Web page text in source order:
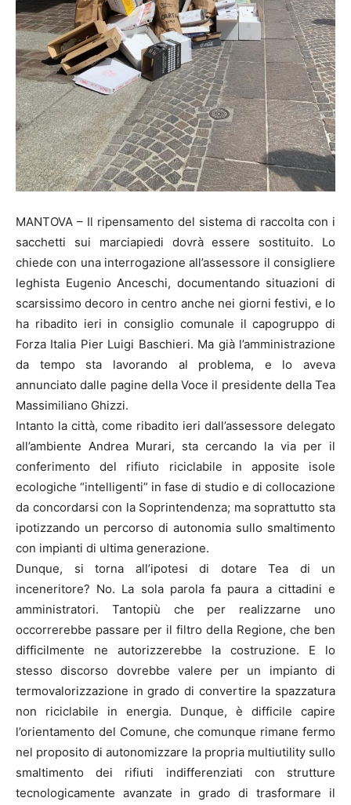
MANTOVA – Il ripensamento del sistema di raccolta con i
sacchetti sui marciapiedi dovrà essere sostituito. Lo
chiede con una interrogazione all’assessore il consigliere
leghista Eugenio Anceschi, documentando situazioni di
scarsissimo decoro in centro anche nei giorni festivi, e lo
ha ribadito ieri in consiglio comunale il capogruppo di
Forza Italia Pier Luigi Baschieri. Ma già l’amministrazione
da tempo sta lavorando al problema, e lo aveva
annunciato dalle pagine della Voce il presidente della Tea
Massimiliano Ghizzi.
Intanto la città, come ribadito ieri dall’assessore delegato
all’ambiente Andrea Murari, sta cercando la via per il
conferimento del rifiuto riciclabile in apposite isole
ecologiche “intelligenti” in fase di studio e di collocazione
da concordarsi con la Soprintendenza; ma soprattutto sta
ipotizzando un percorso di autonomia sullo smaltimento
con impianti di ultima generazione.
Dunque, si torna all’ipotesi di dotare Tea di un
inceneritore? No. La sola parola fa paura a cittadini e
amministratori. Tantopiù che per realizzarne uno
occorrerebbe passare per il filtro della Regione, che ben
difficilmente ne autorizzerebbe la costruzione. E lo
stesso discorso dovrebbe valere per un impianto di
termovalorizzazione in grado di convertire la spazzatura
non riciclabile in energia. Dunque, è difficile capire
l’orientamento del Comune, che comunque rimane fermo
nel proposito di autonomizzare la propria multiutility sullo
smaltimento dei rifiuti indifferenziati con strutture
tecnologicamente avanzate in grado di trasformare il